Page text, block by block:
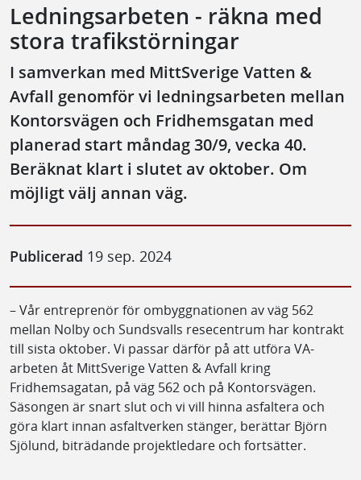
Ledningsarbeten - räkna med
stora trafikstörningar
I samverkan med MittSverige Vatten &
Avfall genomför vi ledningsarbeten mellan
Kontorsvägen och Fridhemsgatan med
planerad start måndag 30/9, vecka 40.
Beräknat klart i slutet av oktober. Om
möjligt välj annan väg.
Publicerad 19 sep. 2024
– Vår entreprenör för ombyggnationen av väg 562
mellan Nolby och Sundsvalls resecentrum har kontrakt
till sista oktober. Vi passar därför på att utföra VA-
arbeten åt MittSverige Vatten & Avfall kring
Fridhemsagatan, på väg 562 och på Kontorsvägen.
Säsongen är snart slut och vi vill hinna asfaltera och
göra klart innan asfaltverken stänger, berättar Björn
Sjölund, biträdande projektledare och fortsätter.